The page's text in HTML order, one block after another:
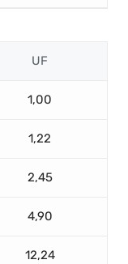
UF
1,00
1,22
2,45
4,90
12,24